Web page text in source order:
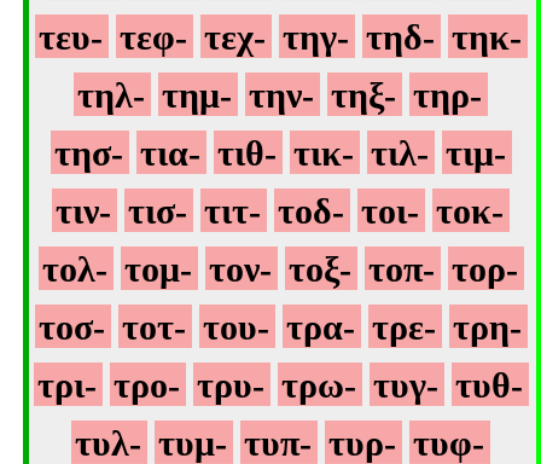
τευ- τεφ- τεχ- τηγ- τηδ- τηκ-
τηλ- τημ- την- τηξ- τηρ-
τησ- τια- τιθ- τικ- τιλ- τιμ-
τιν- τισ- τιτ- τοδ- τοι- τοκ-
τολ- τομ- τον- τοξ- τοπ- τορ-
τοσ- τοτ- του- τρα- τρε- τρη-
τρι- τρο- τρυ- τρω- τυγ- τυθ-
τυλ- τυμ- τυπ- τυρ- τυφ-